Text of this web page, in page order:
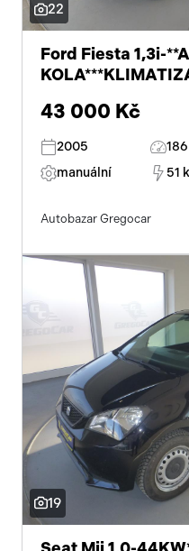
22
Ford Fiesta 1,3i-
43 000 Kč
2005
manuální
51
Autobazar Gregocar
19